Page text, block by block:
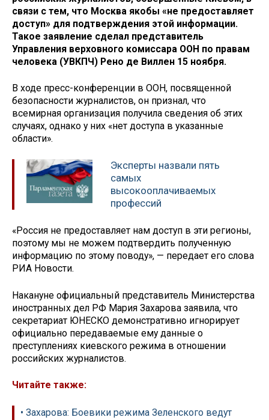
связи с тем, что Москва якобы «не предоставляет
доступ» для подтверждения этой информации.
Такое заявление сделал представитель
Управления верховного комиссара ООН по правам
человека (УВКПЧ) Рено де Виллен 15 ноября.
В ходе пресс-конференции в ООН, посвященной
безопасности журналистов, он признал, что
всемирная организация получила сведения об этих
случаях, однако у них «нет доступа в указанные
области».
Эксперты назвали пять
самых
высокооплачиваемых
профессий
«Россия не предоставляет нам доступ в эти регионы,
поэтому мы не можем подтвердить полученную
информацию по этому поводу», — передает его слова
РИА Новости.
Накануне официальный представитель Министерства
иностранных дел РФ Мария Захарова заявила, что
секретариат ЮНЕСКО демонстративно игнорирует
официально передаваемые ему данные о
преступлениях киевского режима в отношении
российских журналистов.
Читайте также:
• Захарова: Боевики режима Зеленского ведут